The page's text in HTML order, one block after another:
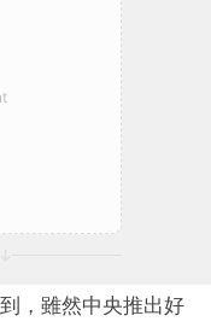
，雖然中央推出好